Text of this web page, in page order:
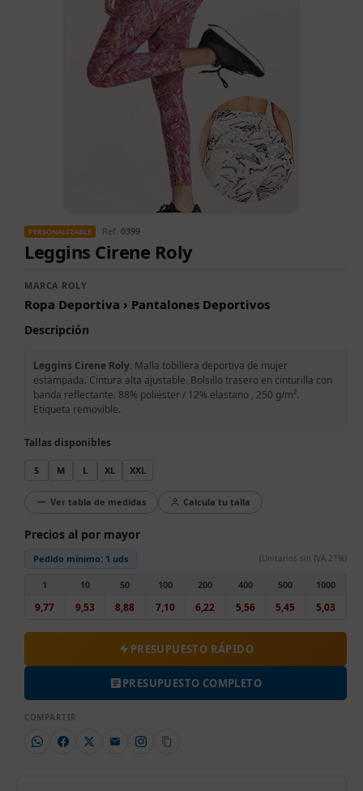
PERSONALIZABLE Ref. 0399
Leggins Cirene Roly
MARCA ROLY
Ropa Deportiva › Pantalones Deportivos
Descripción
Leggins Cirene Roly. Malla tobillera deportiva de mujer
estampada. Cintura alta ajustable. Bolsillo trasero en cinturilla con
banda reflectante. 88% poliéster / 12% elastano , 250 g/m².
Etiqueta removible.
Tallas disponibles
S M L XL XXL
Ver tabla de medidas Calcula tu talla
Precios al por mayor
Pedido mínimo: 1 uds (Unitarios sin IVA 21%)
1
9,77
10
9,53
50
8,88
100
7,10
200
6,22
400
5,56
500
5,45
1000
5,03
PRESUPUESTO RÁPIDO
PRESUPUESTO COMPLETO
COMPARTIR